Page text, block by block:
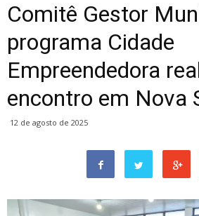
Comitê Gestor
programa Cidade
Empreendedora
encontro em Nova
12 de agosto de 2025